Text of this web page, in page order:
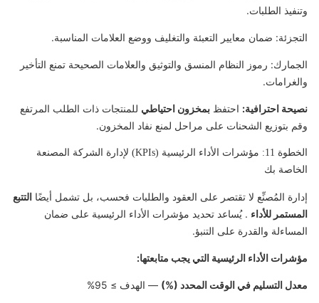
وتنفيذ الطلبات.
التجزئة: ضمان معايير التعبئة والتغليف ووضع العلامات المناسبة.
الجمارك: رموز النظام المنسق والتوثيق والعلامات الصحيحة تمنع التأخير
والغرامات.
نصيحة احترافية: احتفظ بمخزون احتياطي للمنتجات ذات الطلب المرتفع
وقم بتوزيع الشحنات على مراحل لمنع نفاد المخزون.
الخطوة 11: مؤشرات الأداء الرئيسية (KPIs) لإدارة الشركة المصنعة
الخاصة بك
إدارة المُصنِّع لا تقتصر على العقود والطلبات فحسب، بل تشمل أيضًا التتبع
المستمر للأداء . يُساعد تحديد مؤشرات الأداء الرئيسية على ضمان
المساءلة والقدرة على التنبؤ.
مؤشرات الأداء الرئيسية التي يجب متابعتها:
معدل التسليم في الوقت المحدد (%) — الهدف ≥ 95%